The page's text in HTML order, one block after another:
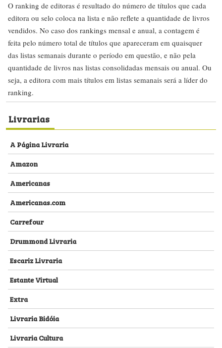
O ranking de editoras é resultado do número de títulos que cada
editora ou selo coloca na lista e não reflete a quantidade de livros
vendidos. No caso dos rankings mensal e anual, a contagem é
feita pelo número total de títulos que apareceram em quaisquer
das listas semanais durante o período em questão, e não pela
quantidade de livros nas listas consolidadas mensais ou anual. Ou
seja, a editora com mais títulos em listas semanais será a líder do
ranking.
Livrarias
A Página Livraria
Amazon
Americanas
Americanas.com
Carrefour
Drummond Livraria
Escariz Livraria
Estante Virtual
Extra
Livraria Bidóia
Livraria Cultura